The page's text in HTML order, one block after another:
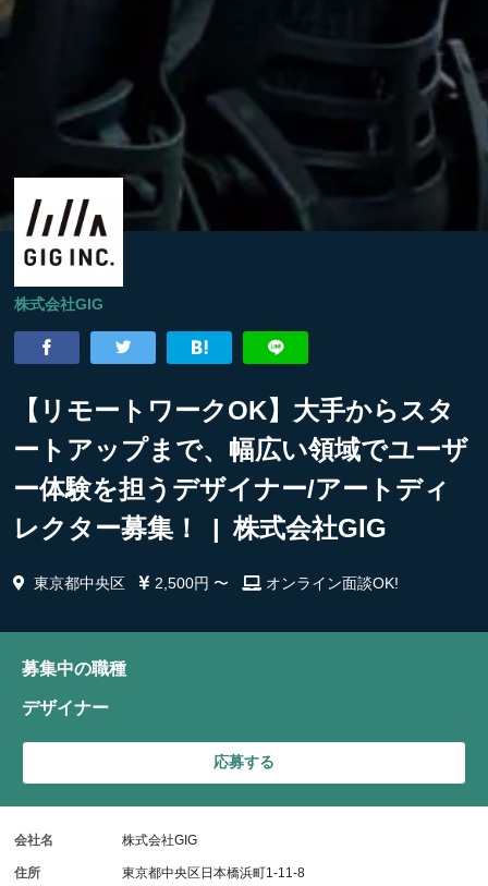
株式会社GIG
【リモートワークOK】大手からスタ
ートアップまで、幅広い領域でユーザ
ー体験を担うデザイナー/アートディ
レクター募集！ | 株式会社GIG
東京都中央区 2,500円 〜 オンライン面談OK!
募集中の職種
デザイナー
応募する
会社名 株式会社GIG
住所
東京都中央区日本橋浜町1-11-8